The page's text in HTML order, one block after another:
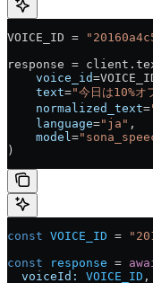
VOICE_ID =
response =
    voice_id
    text
="今日は10%オ
    normalized_text
=
    language
="ja" ,
    model
=
)
const VOICE_ID =
const response =
  voiceId:
VOICE_ID ,